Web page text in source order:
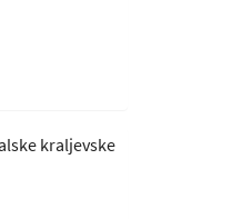
kraljevske